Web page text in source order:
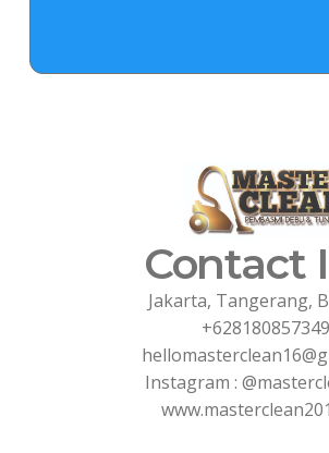
Contact
Jakarta, Tangerang,
Instagram :